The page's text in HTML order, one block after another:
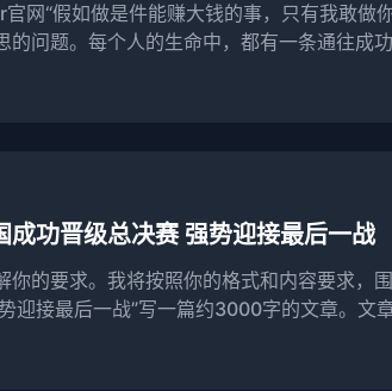
网“假如做是件能赚大钱的事，只有我敢做
的问题。每个人的生命中，都有一条通往成
成功晋级总决赛 强势迎接最后一战
你的要求。我将按照你的格式和内容要求，
迎接最后一战”写一篇约3000字的文章。文
方面三个自然段以上）...